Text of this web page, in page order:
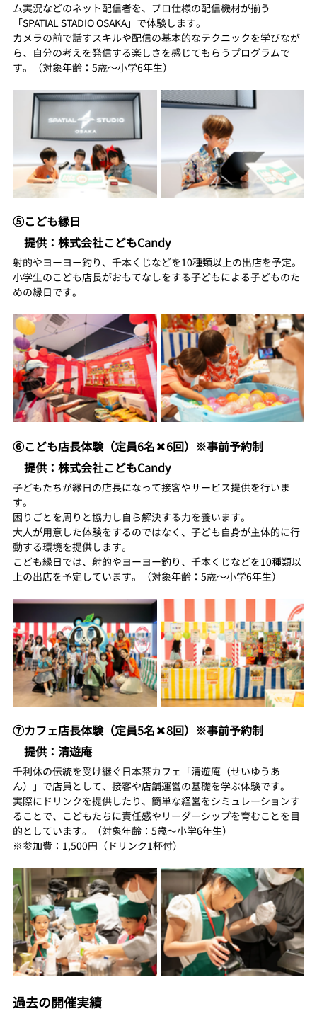
ム実況などのネット配信者を、プロ仕様の配信機材が揃う
「SPATIAL STADIO OSAKA」で体験します。
カメラの前で話すスキルや配信の基本的なテクニックを学びなが
ら、自分の考えを発信する楽しさを感じてもらうプログラムで
す。（対象年齢：5歳〜小学6年生）
⑤こども縁日
提供：株式会社こどもCandy
射的やヨーヨー釣り、千本くじなどを10種類以上の出店を予定。
小学生のこども店長がおもてなしをする子どもによる子どものた
めの縁日です。
⑥こども店長体験（定員6名✖️6回）※事前予約制
提供：株式会社こどもCandy
子どもたちが縁日の店長になって接客やサービス提供を行いま
す。
困りごとを周りと協力し自ら解決する力を養います。
大人が用意した体験をするのではなく、子ども自身が主体的に行
動する環境を提供します。
こども縁日では、射的やヨーヨー釣り、千本くじなどを10種類以
上の出店を予定しています。（対象年齢：5歳〜小学6年生）
⑦カフェ店長体験（定員5名✖️8回）※事前予約制
提供：清遊庵
千利休の伝統を受け継ぐ日本茶カフェ「清遊庵（せいゆうあ
ん）」で店員として、接客や店舗運営の基礎を学ぶ体験です。
実際にドリンクを提供したり、簡単な経営をシミュレーションす
ることで、こどもたちに責任感やリーダーシップを育むことを目
的としています。（対象年齢：5歳〜小学6年生）
※参加費：1,500円（ドリンク1杯付）
過去の開催実績